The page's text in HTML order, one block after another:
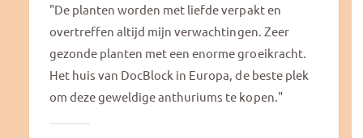
"De planten worden met liefde verpakt en
overtreffen altijd mijn verwachtingen. Zeer
gezonde planten met een enorme groeikracht.
Het huis van DocBlock in Europa, de beste plek
om deze geweldige anthuriums te kopen."